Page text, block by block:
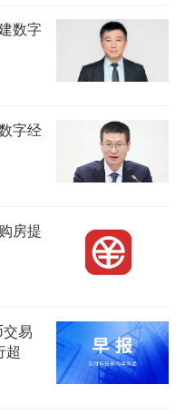
数字
字经
房提
易
超